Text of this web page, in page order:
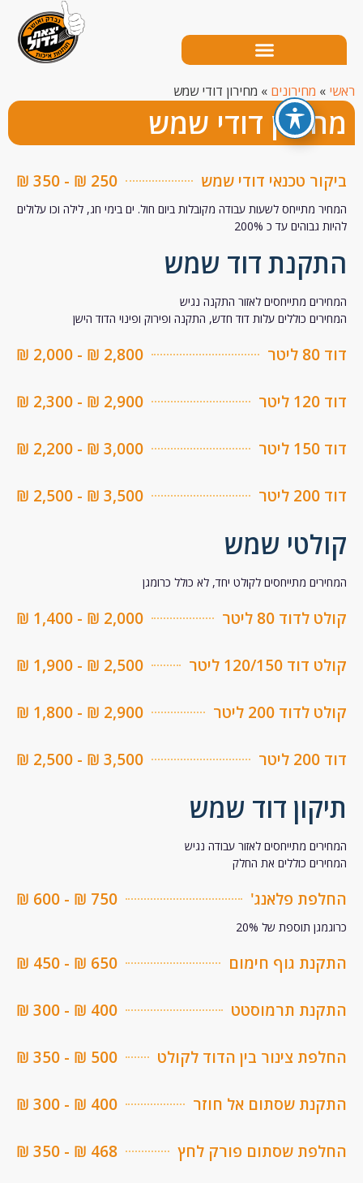
מחירונים» מחירון דודי שמש
דודי שמש
טכנאי דודי שמש 250 ₪ - 350 ₪
מתייחס לשעות עבודה מקובלות ביום חול. ים בימי חג, לילה וכו עלולים
עד כ 200%
דוד שמש
מתייחסים לאזור התקנה נגיש
כוללים עלות דוד חדש, התקנה ופירוק ופינוי הדוד הישן
2,800 ₪ - 2,000 ₪
2,900 ₪ - 2,300 ₪
3,000 ₪ - 2,200 ₪
3,500 ₪ - 2,500 ₪
שמש
מתייחסים לקולט יחד, לא כולל כרומגן
80 ליטר 2,000 ₪ - 1,400 ₪
150 ליטר 2,500 ₪ - 1,900 ₪
200 ליטר 2,900 ₪ - 1,800 ₪
3,500 ₪ - 2,500 ₪
דוד שמש
מתייחסים לאזור עבודה נגיש
כוללים את החלק
פלאנג' 750 ₪ - 600 ₪
תוספת של 20%
גוף חימום 650 ₪ - 450 ₪
תרמוסטט 400 ₪ - 300 ₪
צינור בין הדוד לקולט 500 ₪ - 350 ₪
שסתום אל חוזר 400 ₪ - 300 ₪
שסתום פורק לחץ 468 ₪ - 350 ₪